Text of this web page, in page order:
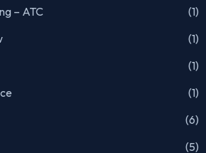
– ATC
(1)
(1)
(1)
(1)
(6)
(5)